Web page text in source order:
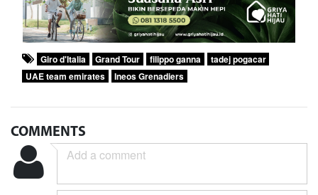
Giro d'Italia Grand Tour filippo ganna
tadej pogacar
UAE team emirates
Ineos Grenadiers
COMMENTS